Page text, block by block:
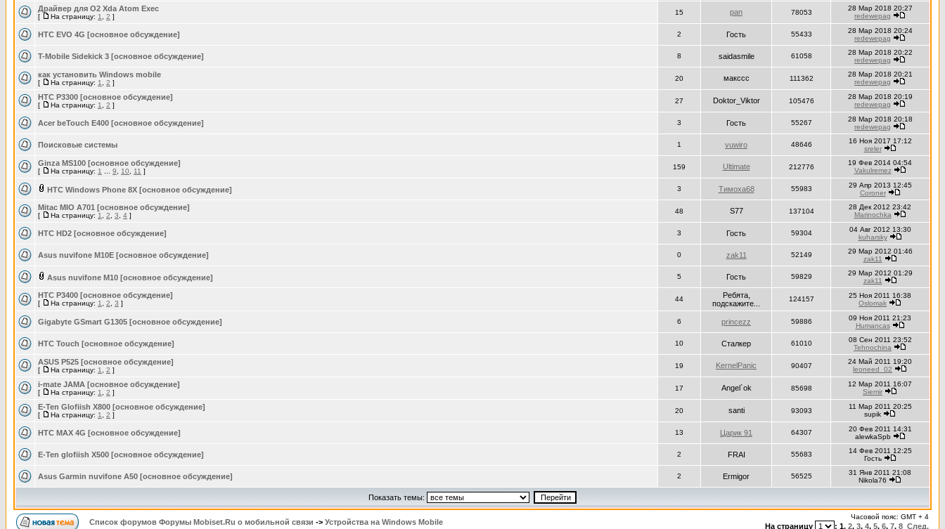
Драйвер для O2 Xda Atom Exec
[ На страницу: 1 2 ]
15 pan 78053
28 Мар 2018 20:27
redewepag
HTC EVO 4G [основное обсуждение] 2 Гость 55433
28 Мар 2018 20:24
redewepag
T-Mobile Sidekick 3 [основное обсуждение] 8 saidasmile 61058
28 Мар 2018 20:22
redewepag
как установить Windows mobile
[ На страницу: 1 2 ]
20 максcc 111362
28 Мар 2018 20:21
redewepag
HTC P3300 [основное обсуждение]
[ На страницу: 1 2 ]
27 Doktor_Viktor 105476
28 Мар 2018 20:19
redewepag
Acer beTouch E400 [основное обсуждение] 3 Гость 55267
28 Мар 2018 20:18
redewepag
Поисковые системы 1 vuwiro 48646
16 Ноя 2017 17:12
sreler
Ginza MS100 [основное обсуждение]
[ На страницу: 1 9 10 11 ]
159 Ultimate 212776
19 Фев 2014 04:54
Vakulremez
HTC Windows Phone 8X [основное обсуждение] 3 Тимоха68 55983
29 Апр 2013 12:45
Coroner
Mitac MIO A701 [основное обсуждение]
[ На страницу: 1 2 3 4 ]
48 S77 137104
28 Дек 2012 23:42
Marinochka
HTC HD2 [основное обсуждение] 3 Гость 59304
04 Авг 2012 13:30
kuharsky
Asus nuvifone M10E [основное обсуждение] 0 zak11 52149
29 Мар 2012 01:46
zak11
Asus nuvifone M10 [основное обсуждение] 5 Гость 59829
29 Мар 2012 01:29
zak11
HTC P3400 [основное обсуждение]
[ На страницу: 1 2 3 ]
44
Ребята,
подскажите...
124157
25 Ноя 2011 16:38
Oslomak
Gigabyte GSmart G1305 [основное обсуждение] 6 princezz 59886
09 Ноя 2011 21:23
Humancas
HTC Touch [основное обсуждение] 10 Сталкер 61010
08 Сен 2011 23:52
Tehnochina
ASUS P525 [основное обсуждение]
[ На страницу: 1 2 ]
19 KernelPanic 90407
24 Май 2011 19:20
leoneed_02
i-mate JAMA [основное обсуждение]
[ На страницу: 1 2 ]
17 Angel`ok 85698
12 Мар 2011 16:07
Siemir
E-Ten Glofiish X800 [основное обсуждение]
[ На страницу: 1 2 ]
20 santi 93093
11 Мар 2011 20:25
supik
HTC MAX 4G [основное обсуждение] 13 Царик 91 64307
20 Фев 2011 14:31
alewkaSpb
E-Ten glofiish X500 [основное обсуждение] 2 FRAI 55683
14 Фев 2011 12:25
Гость
Asus Garmin nuvifone A50 [основное обсуждение] 2 Ermigor 56525
31 Янв 2011 21:08
Nikola76
Показать темы:
Список форумов Форумы Mobiset.Ru о мобильной связи -> Устройства на Windows Mobile
Часовой пояс: GMT + 4
На страницу : 1, 2, 3, 4, 5, 6, 7, 8 След.